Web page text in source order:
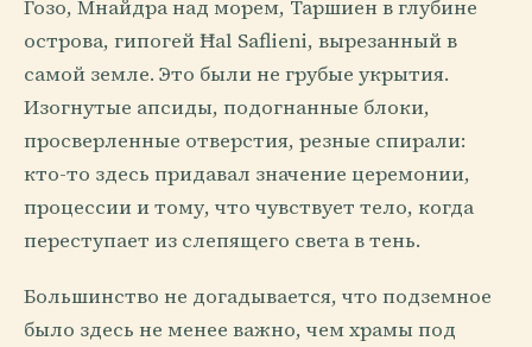
Гозо, Мнайдра над морем, Таршиен в глубине
острова, гипогей Ħal Saflieni, вырезанный в
самой земле. Это были не грубые укрытия.
Изогнутые апсиды, подогнанные блоки,
просверленные отверстия, резные спирали:
кто-то здесь придавал значение церемонии,
процессии и тому, что чувствует тело, когда
переступает из слепящего света в тень.
Большинство не догадывается, что подземное
было здесь не менее важно, чем храмы под